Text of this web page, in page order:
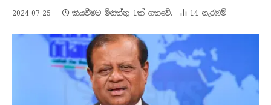
2024-07-25 කියවීමට මිනිත්තු 1ක් ගතවේ. 14 නැරඹු​ම්